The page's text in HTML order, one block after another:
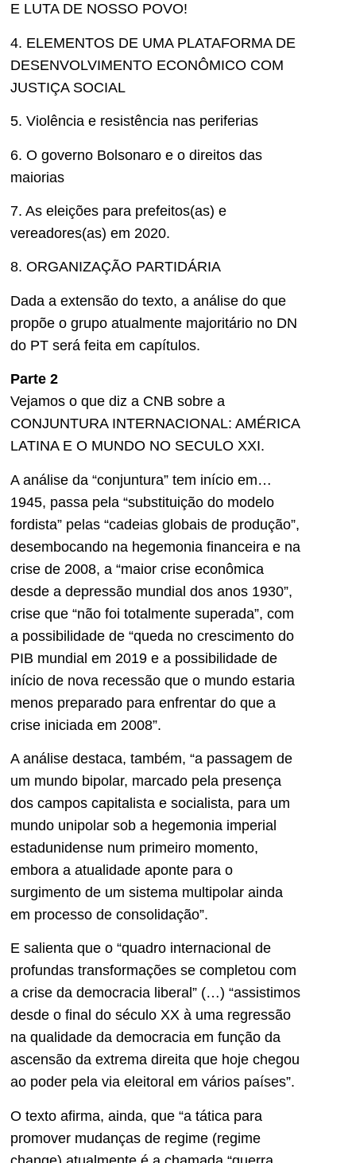
E LUTA DE NOSSO POVO!
4. ELEMENTOS DE UMA PLATAFORMA DE
DESENVOLVIMENTO ECONÔMICO COM
JUSTIÇA SOCIAL
5. Violência e resistência nas periferias
6. O governo Bolsonaro e o direitos das
maiorias
7. As eleições para prefeitos(as) e
vereadores(as) em 2020.
8. ORGANIZAÇÃO PARTIDÁRIA
Dada a extensão do texto, a análise do que
propõe o grupo atualmente majoritário no DN
do PT será feita em capítulos.
Parte 2
Vejamos o que diz a CNB sobre a
CONJUNTURA INTERNACIONAL: AMÉRICA
LATINA E O MUNDO NO SECULO XXI.
A análise da “conjuntura” tem início em…
1945, passa pela “substituição do modelo
fordista” pelas “cadeias globais de produção”,
desembocando na hegemonia financeira e na
crise de 2008, a “maior crise econômica
desde a depressão mundial dos anos 1930”,
crise que “não foi totalmente superada”, com
a possibilidade de “queda no crescimento do
PIB mundial em 2019 e a possibilidade de
início de nova recessão que o mundo estaria
menos preparado para enfrentar do que a
crise iniciada em 2008”.
A análise destaca, também, “a passagem de
um mundo bipolar, marcado pela presença
dos campos capitalista e socialista, para um
mundo unipolar sob a hegemonia imperial
estadunidense num primeiro momento,
embora a atualidade aponte para o
surgimento de um sistema multipolar ainda
em processo de consolidação”.
E salienta que o “quadro internacional de
profundas transformações se completou com
a crise da democracia liberal” (…) “assistimos
desde o final do século XX à uma regressão
na qualidade da democracia em função da
ascensão da extrema direita que hoje chegou
ao poder pela via eleitoral em vários países”.
O texto afirma, ainda, que “a tática para
promover mudanças de regime (regime